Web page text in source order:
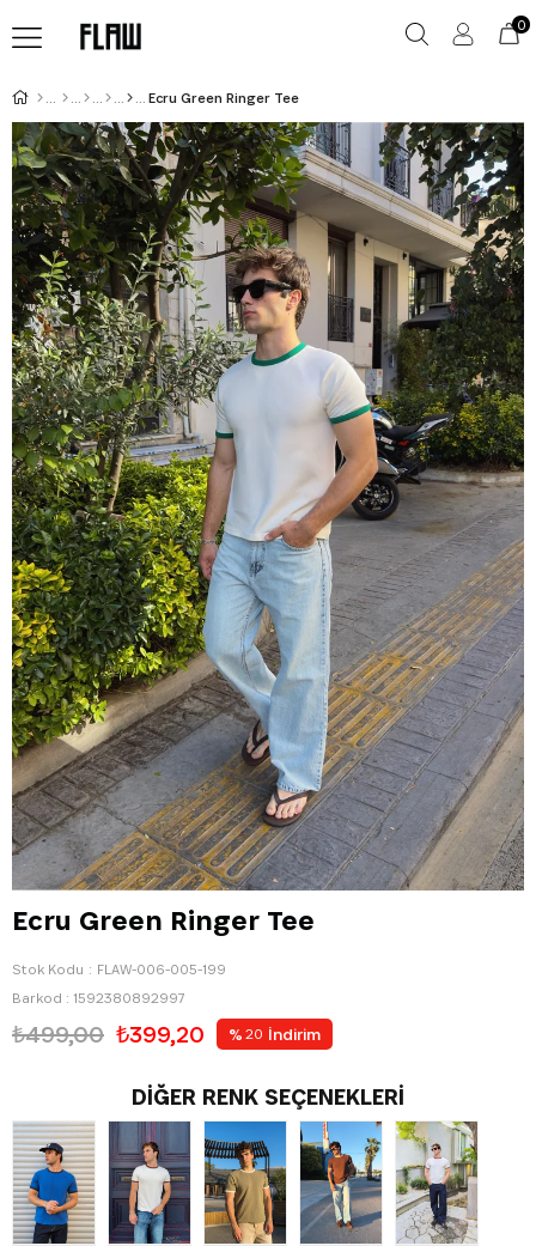
0
Ecru Green Ringer Tee
Ecru Green Ringer Tee
Stok Kodu
FLAW-006-005-199
Barkod : 1592380892997
₺499,00 ₺399,20 % 20 İndirim
DIĞER RENK SEÇENEKLERI